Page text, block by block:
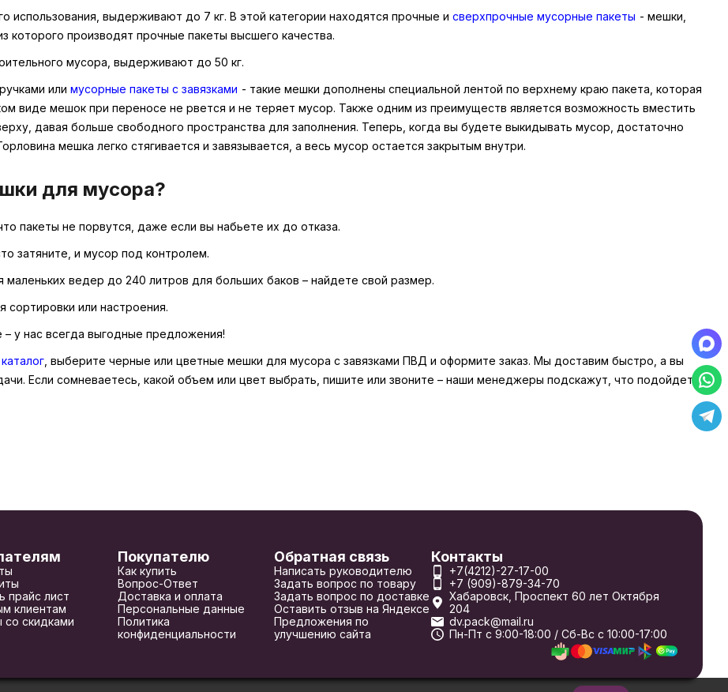
использования, выдерживают до 7 кг. В этой категории находятся прочные и сверхпрочные мусорные пакеты - мешки,
которого производят прочные пакеты высшего качества.
мусора, выдерживают до 50 кг.
или мусорные пакеты с завязками - такие мешки дополнены специальной лентой по верхнему краю пакета, которая
виде мешок при переносе не рвется и не теряет мусор. Также одним из преимуществ является возможность вместить
давая больше свободного пространства для заполнения. Теперь, когда вы будете выкидывать мусор, достаточно
мешка легко стягивается и завязывается, а весь мусор остается закрытым внутри.
для мусора?
пакеты не порвутся, даже если вы набьете их до отказа.
затяните, и мусор под контролем.
ведер до 240 литров для больших баков – найдете свой размер.
сортировки или настроения.
у нас всегда выгодные предложения!
, выберите черные или цветные мешки для мусора с завязками ПВД и оформите заказ. Мы доставим быстро, а вы
Если сомневаетесь, какой объем или цвет выбрать, пишите или звоните – наши менеджеры подскажут, что подойдет
прайс лист
клиентам
со скидками
Покупателю
Как купить
Вопрос-Ответ
Доставка и оплата
Персональные данные
Политика
конфиденциальности
Обратная связь
Написать руководителю
Задать вопрос по товару
Задать вопрос по доставке
Оставить отзыв на Яндексе
Предложения по
улучшению сайта
Контакты
+7(4212)-27-17-00
+7 (909)-879-34-70
Хабаровск, Проспект 60 лет Октября
204
dv.pack@mail.ru
Пн-Пт с 9:00-18:00 / Сб-Вс с 10:00-17:00